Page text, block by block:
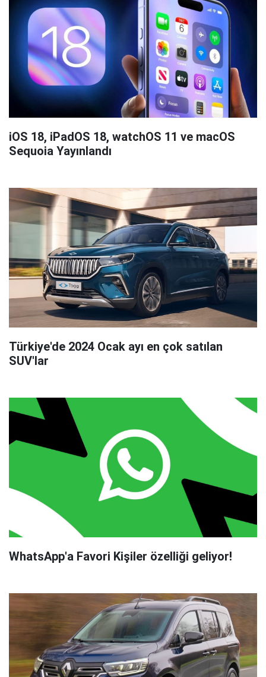
iOS 18, iPadOS 18, watchOS 11 ve macOS
Sequoia Yayınlandı
Türkiye'de 2024 Ocak ayı en çok satılan
SUV'lar
WhatsApp'a Favori Kişiler özelliği geliyor!